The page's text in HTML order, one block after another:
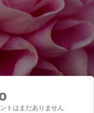
トはまだありません